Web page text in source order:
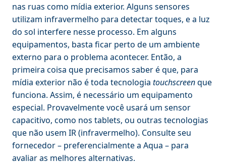
nas ruas como mídia exterior. Alguns sensores
utilizam infravermelho para detectar toques, e a luz
do sol interfere nesse processo. Em alguns
equipamentos, basta ficar perto de um ambiente
externo para o problema acontecer. Então, a
primeira coisa que precisamos saber é que, para
mídia exterior não é toda tecnologia touchscreenque
funciona. Assim, é necessário um equipamento
especial. Provavelmente você usará um sensor
capacitivo, como nos tablets, ou outras tecnologias
que não usem IR (infravermelho). Consulte seu
fornecedor – preferencialmente a Aqua – para
avaliar as melhores alternativas.